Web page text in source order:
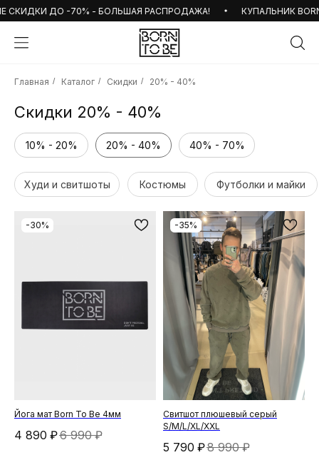
ДО -70% - БОЛЬШАЯ РАСПРОДАЖА! КУПАЛЬНИК BORN
Главная / Каталог / Скидки / 20% - 40%
Скидки 20% - 40%
20% - 40% 40% - 70%
10% - 20%
Худи и свитшоты Костюмы Футболки и майки
-30%
Йога мат Born To Be 4мм
4 890 ₽6 990 ₽
-35%
Свитшот плюшевый серый
S/M/L/XL/XXL
5 790 ₽8 990 ₽